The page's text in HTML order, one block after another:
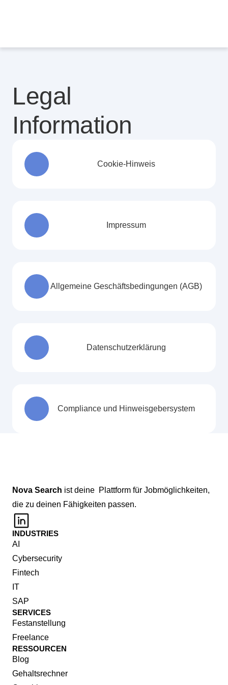
Legal
Information
Cookie-Hinweis
Impressum
Allgemeine Geschäftsbedingungen (AGB)
Datenschutzerklärung
Compliance und Hinweisgebersystem
Nova Search ist deine  Plattform für Jobmöglichkeiten,
die zu deinen Fähigkeiten passen.
INDUSTRIES
AI
Cybersecurity
Fintech
IT
SAP
SERVICES
Festanstellung
Freelance
RESSOURCEN
Blog
Gehaltsrechner